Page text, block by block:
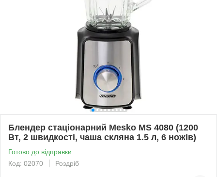
Блендер стаціонарний Mesko MS 4080 (1200
Вт, 2 швидкості, чаша скляна 1.5 л, 6 ножів)
Готово до відправки
Код: 02070
Роздріб